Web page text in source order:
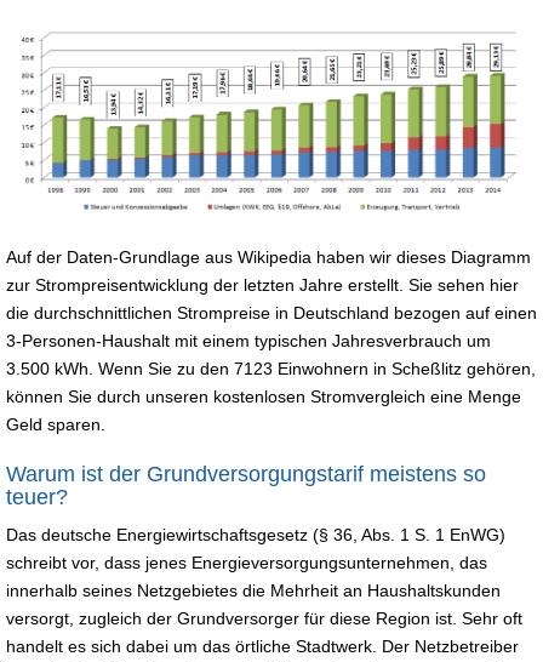
Auf der Daten-Grundlage aus Wikipedia haben wir dieses Diagramm
zur Strompreisentwicklung der letzten Jahre erstellt. Sie sehen hier
die durchschnittlichen Strompreise in Deutschland bezogen auf einen
3-Personen-Haushalt mit einem typischen Jahresverbrauch um
3.500 kWh. Wenn Sie zu den 7123 Einwohnern in Scheßlitz gehören,
können Sie durch unseren kostenlosen Stromvergleich eine Menge
Geld sparen.
Warum ist der Grundversorgungstarif meistens so
teuer?
Das deutsche Energiewirtschaftsgesetz (§ 36, Abs. 1 S. 1 EnWG)
schreibt vor, dass jenes Energieversorgungsunternehmen, das
innerhalb seines Netzgebietes die Mehrheit an Haushaltskunden
versorgt, zugleich der Grundversorger für diese Region ist. Sehr oft
handelt es sich dabei um das örtliche Stadtwerk. Der Netzbetreiber